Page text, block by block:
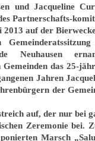
und Jacqueline
Partnerschafts-
2013 auf der
Neuhausen
das 25-
Jahren
der
auf, der nur bei
Zeremonie bei.
Marsch